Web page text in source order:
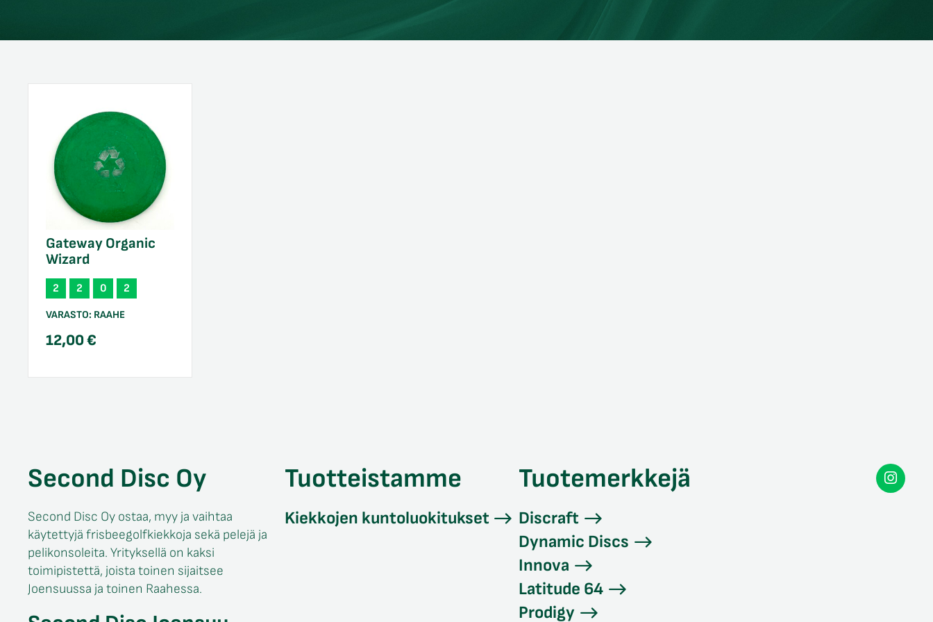
Gateway Organic
Wizard
2 2 0 2
VARASTO: RAAHE
12,00€
Second Disc Oy
Second Disc Oy ostaa, myy ja vaihtaa
käytettyjä frisbeegolfkiekkoja sekä pelejä ja
pelikonsoleita. Yrityksellä on kaksi
toimipistettä, joista toinen sijaitsee
Joensuussa ja toinen Raahessa.
Tuotteistamme
Kiekkojen kuntoluokitukset
Tuotemerkkejä
Discraft
Dynamic Discs
Innova
Latitude 64
Prodigy